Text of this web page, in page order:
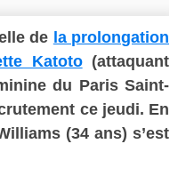
de la prolongation
Katoto(attaquant
du Paris Saint-
ce jeudi. En
(34 ans) s’est